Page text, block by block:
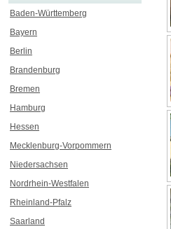
Baden-Württemberg
Bayern
Berlin
Brandenburg
Bremen
Hamburg
Hessen
Mecklenburg-Vorpommern
Niedersachsen
Nordrhein-Westfalen
Rheinland-Pfalz
Saarland